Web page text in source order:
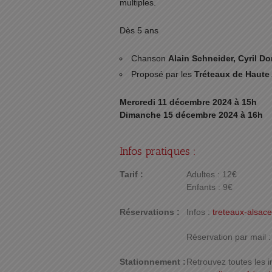
multiples.
Dès 5 ans
Chanson Alain Schneider, Cyril
Proposé par les Tréteaux de Haute
Mercredi 11 décembre 2024 à 15h
Dimanche 15 décembre 2024 à 16h
Infos pratiques :
Tarif :
Adultes : 12€
Enfants : 9€
Réservations : Infos :treteaux-
Réservation par mail
Stationnement :Retrouvez toutes les